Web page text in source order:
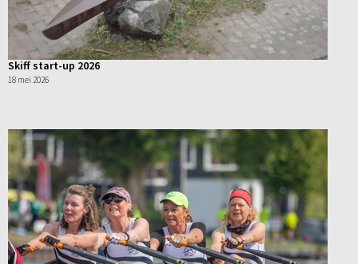
Skiff start-up 2026
18 mei 2026